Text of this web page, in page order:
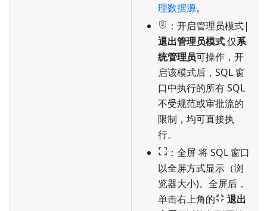
理数据源。
：开启管理员模式|
退出管理员模式仅系
统管理员可操作，开
启该模式后，SQL 窗
口中执行的所有 SQL
不受规范或审批流的
限制，均可直接执
行。
：全屏 将 SQL 窗口
以全屏方式显示（浏
览器大小)。全屏后，
单击右上角的
退出